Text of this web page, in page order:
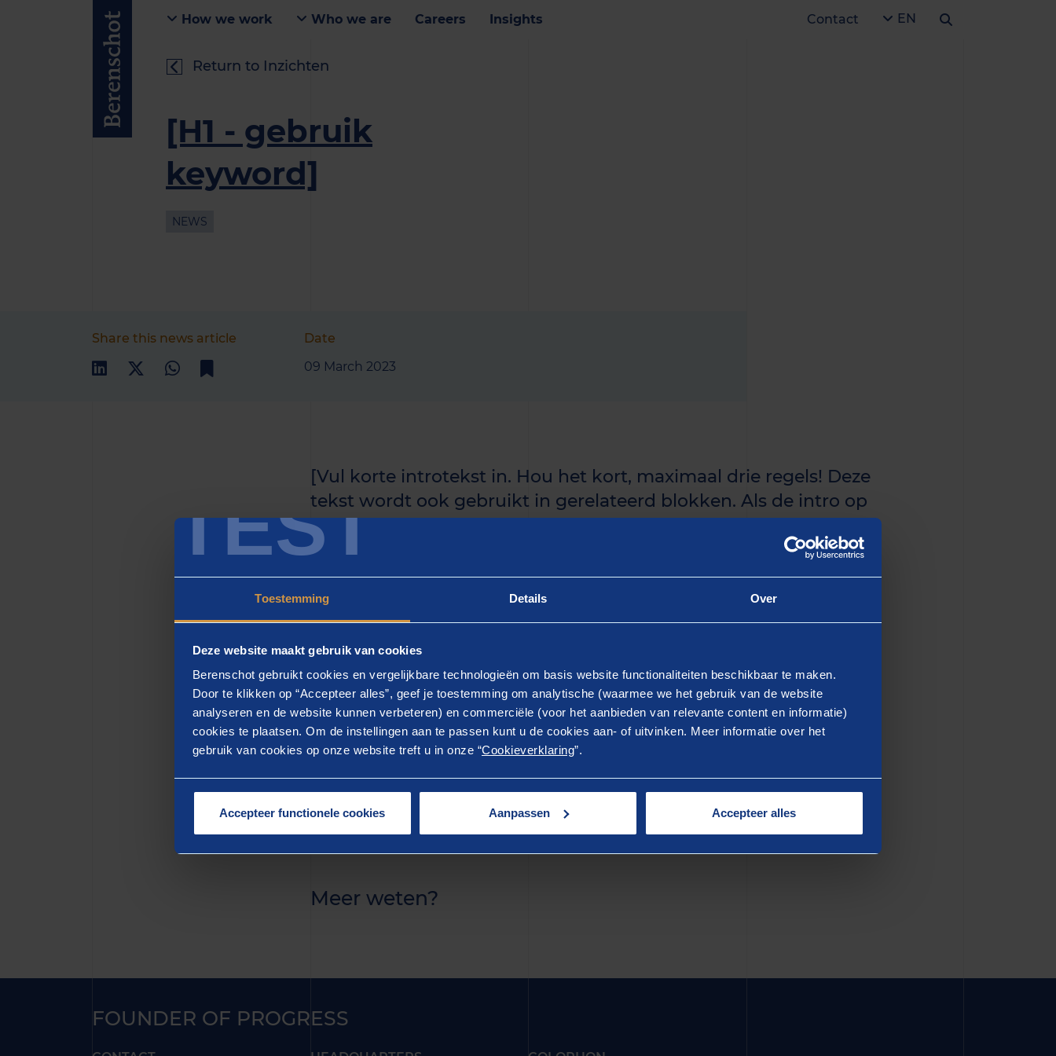
TEST
Toestemming Details Over
Deze website maakt gebruik van cookies
Berenschot gebruikt cookies en vergelijkbare technologieën om basis website functionaliteiten beschikbaar te maken.
Door te klikken op “Accepteer alles”, geef je toestemming om analytische (waarmee we het gebruik van de website
analyseren en de website kunnen verbeteren) en commerciële (voor het aanbieden van relevante content en informatie)
cookies te plaatsen. Om de instellingen aan te passen kunt u de cookies aan- of uitvinken. Meer informatie over het
gebruik van cookies op onze website treft u in onze “Cookieverklaring”.
Accepteer functionele cookies Aanpassen Accepteer alles
How we work Who we are Careers Insights Contact EN
Return to Inzichten
[H1 - gebruik
keyword]
NEWS
Share this news article
Date
09 March 2023
[Vul korte introtekst in. Hou het kort, maximaal drie regels! Deze
tekst wordt ook gebruikt in gerelateerd blokken. Als de intro op
het huidige artikel langer is, kun je de rest in de eerste paragraaf
zetten.]
[H2 - gebruik keyword]
eiusmod tempor incididunt ut labore et dolore magna aliqua. Ut enim ad minim veniam,
quis nostrud exercitation ullamco laboris nisi ut aliquip ex ea commodo consequat. Duis
aute irure dolor in reprehenderit in voluptate velit esse cillum dolore eu fugiat nulla
pariatur. Excepteur sint occaecat cupidatat non proident, sunt in culpa qui officia deserunt
mollit anim id est laborum.
Meer weten?
FOUNDER OF PROGRESS